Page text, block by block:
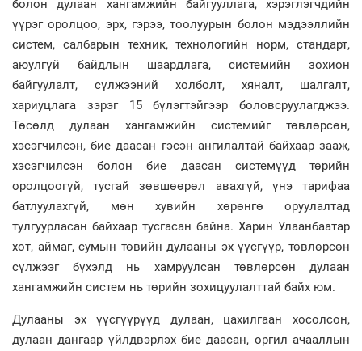
болон дулаан хангамжийн байгууллага, хэрэглэгчдийн
үүрэг оролцоо, эрх, гэрээ, тоолуурын болон мэдээллийн
систем, салбарын техник, технологийн норм, стандарт,
аюулгүй байдлын шаардлага, системийн зохион
байгуулалт, сүлжээний холболт, хяналт, шалгалт,
хариуцлага зэрэг 15 бүлэгтэйгээр боловсруулагджээ.
Төсөлд дулаан хангамжийн системийг төвлөрсөн,
хэсэгчилсэн, бие даасан гэсэн ангилалтай байхаар зааж,
хэсэгчилсэн болон бие даасан системүүд төрийн
оролцоогүй, тусгай зөвшөөрөл авахгүй, үнэ тарифаа
батлуулахгүй, мөн хувийн хөрөнгө оруулалтад
тулгуурласан байхаар тусгасан байна. Харин Улаанбаатар
хот, аймаг, сумын төвийн дулааны эх үүсгүүр, төвлөрсөн
сүлжээг бүхэлд нь хамруулсан төвлөрсөн дулаан
хангамжийн систем нь төрийн зохицуулалттай байх юм.
Дулааны эх үүсгүүрүүд дулаан, цахилгаан хосолсон,
дулаан дангаар үйлдвэрлэх бие даасан, оргил ачааллын